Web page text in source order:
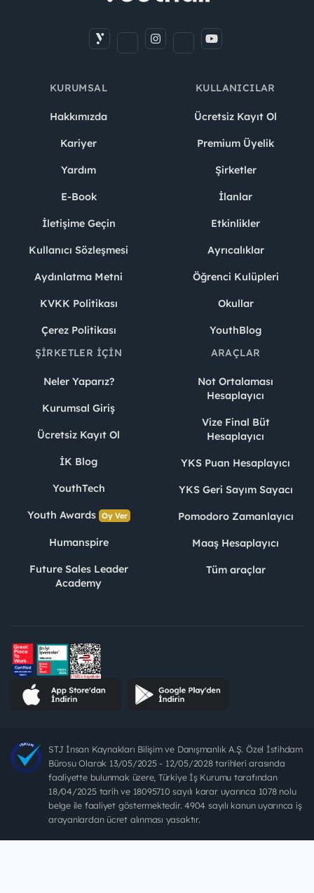
KURUMSAL
Hakkımızda
Kariyer
Yardım
E-Book
İletişime Geçin
Kullanıcı Sözleşmesi
Aydınlatma Metni
KVKK Politikası
Çerez Politikası
KULLANICILAR
Ücretsiz Kayıt Ol
Premium Üyelik
Şirketler
İlanlar
Etkinlikler
Ayrıcalıklar
Öğrenci Kulüpleri
Okullar
YouthBlog
ŞIRKETLER İÇIN
Neler Yaparız?
Kurumsal Giriş
Ücretsiz Kayıt Ol
İK Blog
YouthTech
Youth Awards Oy Ver
Humanspire
Future Sales Leader
Academy
ARAÇLAR
Not Ortalaması
Hesaplayıcı
Vize Final Büt
Hesaplayıcı
YKS Puan Hesaplayıcı
YKS Geri Sayım Sayacı
Pomodoro Zamanlayıcı
Maaş Hesaplayıcı
Tüm araçlar
STJ İnsan Kaynakları Bilişim ve Danışmanlık A.Ş. Özel İstihdam
Bürosu Olarak 13/05/2025 - 12/05/2028 tarihleri arasında
faaliyette bulunmak üzere, Türkiye İş Kurumu tarafından
18/04/2025 tarih ve 18095710 sayılı karar uyarınca 1078 nolu
belge ile faaliyet göstermektedir. 4904 sayılı kanun uyarınca iş
arayanlardan ücret alınması yasaktır.